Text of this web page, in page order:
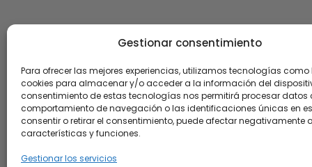
Gestionar consentimiento
Para ofrecer las mejores experiencias, utilizamos tecnologías como
cookies para almacenar y/o acceder a la información del
consentimiento de estas tecnologías nos permitirá procesar datos
comportamiento de navegación o las identificaciones únicas en
consentir o retirar el consentimiento, puede afectar negativamente
características y funciones.
Gestionar los servicios